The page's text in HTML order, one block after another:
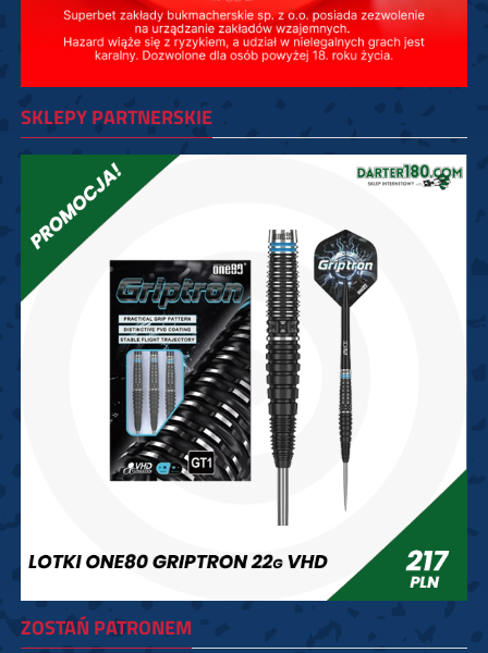
SKLEPY PARTNERSKIE
ZOSTAŃ PATRONEM